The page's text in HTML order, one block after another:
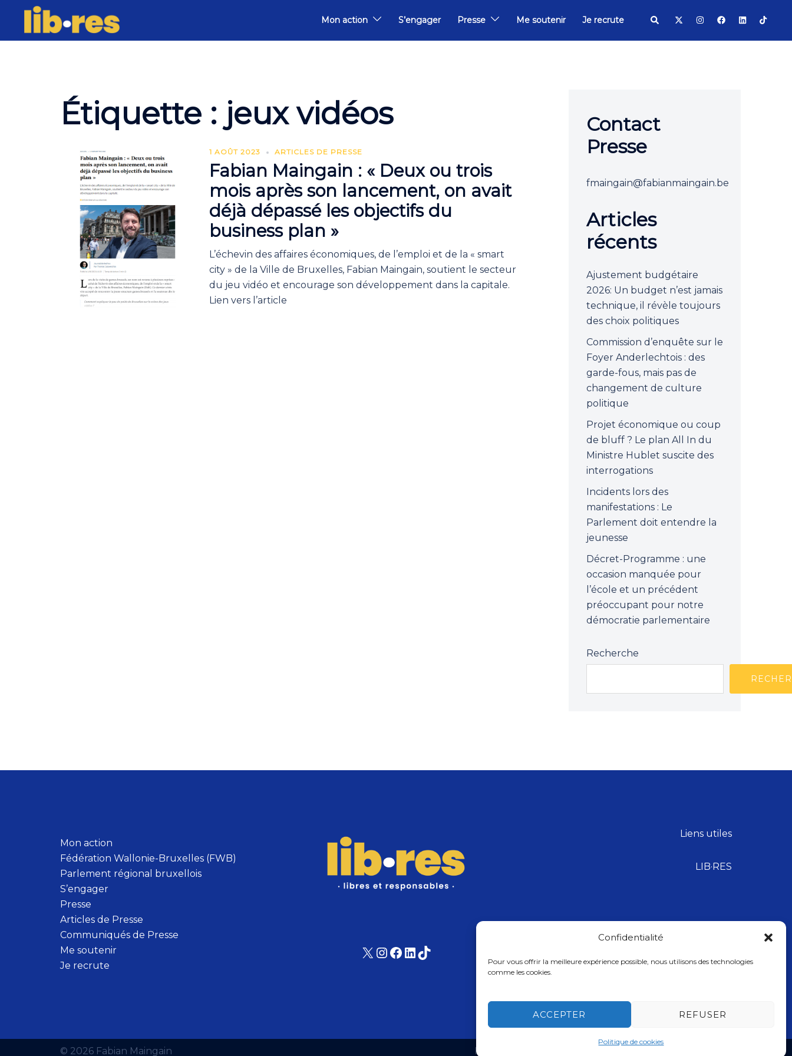
Confidentialité
Pour vous offrir la meilleure expérience possible, nous utilisons des technologies
comme les cookies.
ACCEPTER REFUSER
Politique de cookies
Mon action S’engager Presse Me soutenir Je recrute Search
Étiquette : jeux vidéos
1 AOÛT 2023 ARTICLES DE PRESSE
Fabian Maingain : « Deux ou trois
mois après son lancement, on avait
déjà dépassé les objectifs du
business plan »
L’échevin des affaires économiques, de l’emploi et de la « smart
city » de la Ville de Bruxelles, Fabian Maingain, soutient le secteur
du jeu vidéo et encourage son développement dans la capitale.
Lien vers l’article
Contact
Presse
fmaingain@fabianmaingain.be
Articles
récents
Ajustement budgétaire
2026: Un budget n’est jamais
technique, il révèle toujours
des choix politiques
Commission d’enquête sur le
Foyer Anderlechtois : des
garde-fous, mais pas de
changement de culture
politique
Projet économique ou coup
de bluff ? Le plan All In du
Ministre Hublet suscite des
interrogations
Incidents lors des
manifestations : Le
Parlement doit entendre la
jeunesse
Décret-Programme : une
occasion manquée pour
l’école et un précédent
préoccupant pour notre
démocratie parlementaire
Recherche
Mon action
Fédération Wallonie-Bruxelles (FWB)
Parlement régional bruxellois
S’engager
Presse
Articles de Presse
Communiqués de Presse
Me soutenir
Je recrute
X Instagram
Facebook
LinkedIn
TikTok
Liens utiles
LIB·RES
© 2026 Fabian Maingain Politique de cookies (UE)